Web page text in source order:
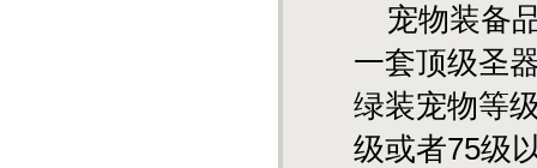
宠物装备
一套顶级圣
绿装宠物等
级或者75级